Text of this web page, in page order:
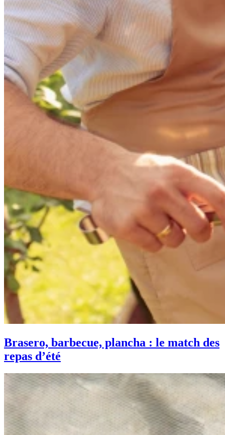
Brasero, barbecue, plancha : le match des
repas d’été